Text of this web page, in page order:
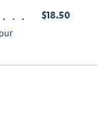
$18.50